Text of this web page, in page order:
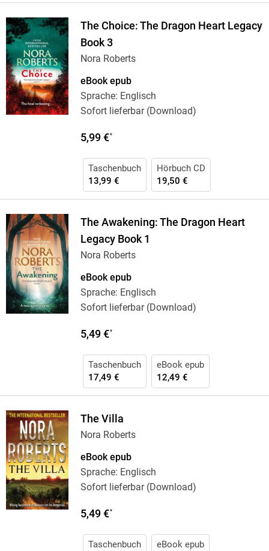
The Choice: The Dragon Heart Legacy
Book 3
Nora Roberts
eBook epub
Sprache: Englisch
Sofort lieferbar (Download)
5,99 €*
Taschenbuch
13,99 €
Hörbuch CD
19,50 €
The Awakening: The Dragon Heart
Legacy Book 1
Nora Roberts
eBook epub
Sprache: Englisch
Sofort lieferbar (Download)
5,49 €*
Taschenbuch
17,49 €
eBook epub
12,49 €
The Villa
Nora Roberts
eBook epub
Sprache: Englisch
Sofort lieferbar (Download)
5,49 €*
Taschenbuch
eBook epub